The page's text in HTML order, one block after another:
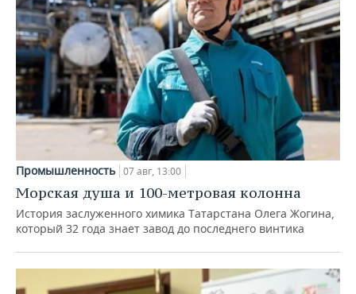
Промышленность 07 авг, 13:00
Морская душа и 100-метровая колонна
История заслуженного химика Татарстана Олега Жогина,
который 32 года знает завод до последнего винтика